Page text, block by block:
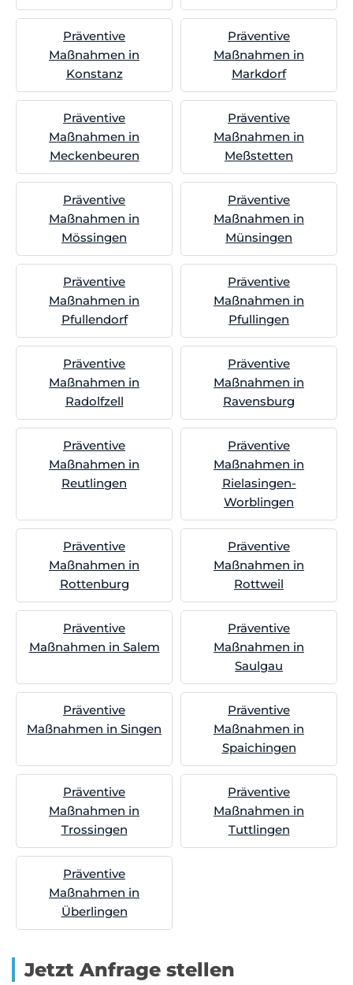
Präventive
Maßnahmen in
Konstanz
Präventive
Maßnahmen in
Markdorf
Präventive
Maßnahmen in
Meckenbeuren
Präventive
Maßnahmen in
Meßstetten
Präventive
Maßnahmen in
Mössingen
Präventive
Maßnahmen in
Münsingen
Präventive
Maßnahmen in
Pfullendorf
Präventive
Maßnahmen in
Pfullingen
Präventive
Maßnahmen in
Radolfzell
Präventive
Maßnahmen in
Ravensburg
Präventive
Maßnahmen in
Reutlingen
Präventive
Maßnahmen in
Rielasingen-
Worblingen
Präventive
Maßnahmen in
Rottenburg
Präventive
Maßnahmen in
Rottweil
Präventive
Maßnahmen in Salem
Präventive
Maßnahmen in
Saulgau
Präventive
Maßnahmen in Singen
Präventive
Maßnahmen in
Spaichingen
Präventive
Maßnahmen in
Trossingen
Präventive
Maßnahmen in
Tuttlingen
Präventive
Maßnahmen in
Überlingen
Jetzt Anfrage stellen